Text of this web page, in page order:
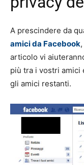
A prescindere da
amici da Facebook
articolo vi
più tra i vostri
gli amici restanti.